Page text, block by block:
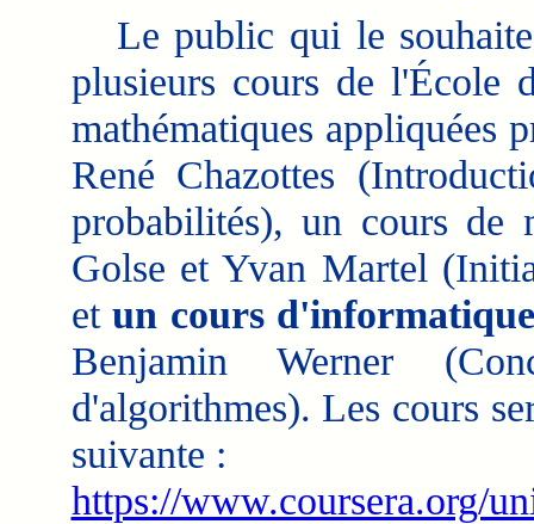
Le public qui le
plusieurs cours de l'École
mathématiques appliquées
René Chazottes
probabilités), un cours de
Golse et Yvan Martel
etun cours
Benjamin Werner
d'algorithmes). Les cours
suivante :
https://www.coursera.org/